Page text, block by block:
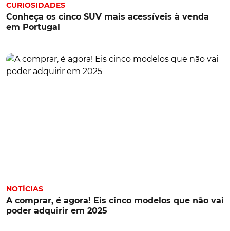
CURIOSIDADES
Conheça os cinco SUV mais acessíveis à venda
em Portugal
NOTÍCIAS
A comprar, é agora! Eis cinco modelos que não vai
poder adquirir em 2025